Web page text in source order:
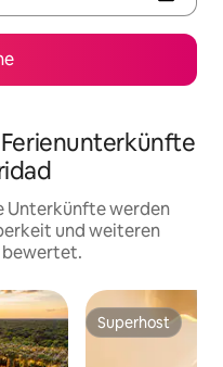
Unterkünfte werden
und weiteren
bewertet.
Superhost
Superhost